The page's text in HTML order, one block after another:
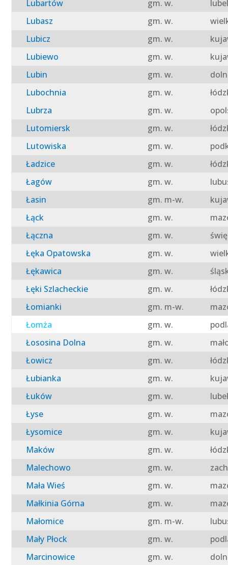
Lubartów gm. w.
Lubasz
gm. w.
Lubicz
gm. w.
Lubiewo
gm. w.
Lubin
gm. w.
Lubochnia
gm. w.
Lubrza
gm. w.
Lutomiersk
gm. w.
Lutowiska
gm. w.
Ładzice
gm. w.
Łagów
gm. w.
Łasin
gm. m-w.
Łąck
gm. w.
Łączna
gm. w.
Łęka Opatowska
gm. w.
Łękawica
gm. w.
Łęki Szlacheckie
gm. w.
Łomianki
gm. m-w.
Łomża
gm. w.
Łososina Dolna
gm. w.
Łowicz
gm. w.
Łubianka
gm. w.
Łuków
gm. w.
Łyse
gm. w.
Łysomice
gm. w.
Maków
gm. w.
Malechowo
gm. w.
Mała Wieś
gm. w.
Małkinia Górna
gm. w.
Małomice
gm. m-w.
Mały Płock
gm. w.
Marcinowice
gm. w.